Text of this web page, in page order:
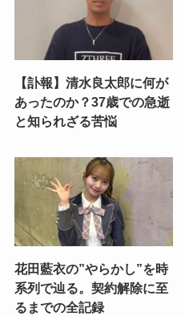
【訃報】清水良太郎に何が
あったのか？37歳での急逝
と知られざる苦悩
花田藍衣の”やらかし”を時
系列で辿る。契約解除に至
るまでの全記録